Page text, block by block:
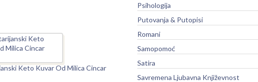
Keto Kuvar Od Milica Cincar
Psihologija
Putovanja & Putopisi
Romani
Samopomoć
Satira
Savremena Ljubavna Književnost